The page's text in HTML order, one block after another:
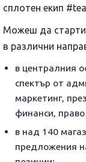
сплотен екип
Можеш да
в различни
в централния
спектър от
маркетинг,
финанси,
в над 140
предложения